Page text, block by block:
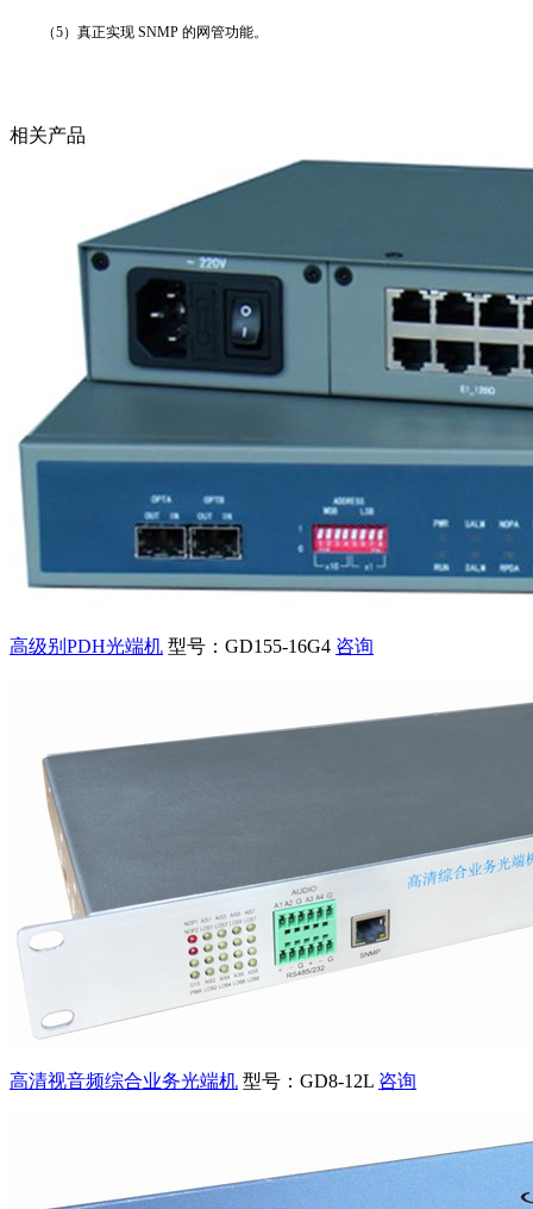
（5）真正实现 SNMP 的网管功能。
相关产品
高级别PDH光端机 型号：GD155-16G4 咨询
高清视音频综合业务光端机 型号：GD8-12L 咨询